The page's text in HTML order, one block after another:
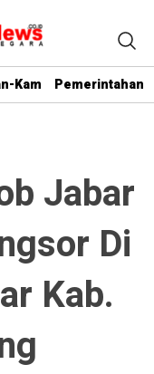
Kam Pemerintahan
Jabar
Di
Kab.